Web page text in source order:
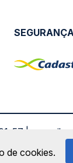
57 |
de cookies.